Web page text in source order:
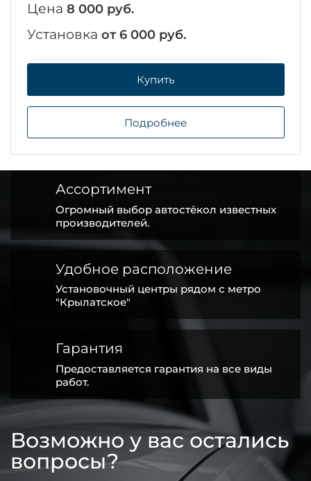
Цена 8 000 руб.
Установка от 6 000 руб.
Купить
Подробнее
Ассортимент
Огромный выбор автостёкол известных
производителей.
Удобное расположение
Установочный центры рядом с метро
"Крылатское"
Гарантия
Предоставляется гарантия на все виды
работ.
Возможно у вас остались
вопросы?